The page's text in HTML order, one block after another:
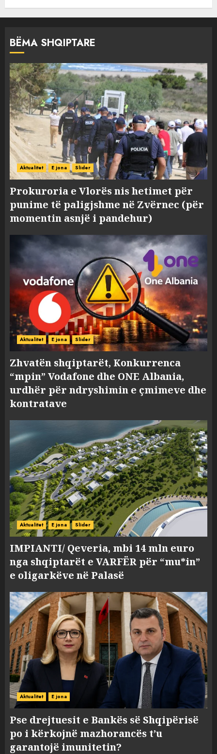
BËMA SHQIPTARE
Aktualitet E jona Slider
Prokuroria e Vlorës nis hetimet për
punime të paligjshme në Zvërnec (për
momentin asnjë i pandehur)
Aktualitet E jona Slider
Zhvatën shqiptarët, Konkurrenca
“mpin” Vodafone dhe ONE Albania,
urdhër për ndryshimin e çmimeve dhe
kontratave
Aktualitet E jona Slider
IMPIANTI/ Qeveria, mbi 14 mln euro
nga shqiptarët e VARFËR për “mu*in”
e oligarkëve në Palasë
Aktualitet E jona
Pse drejtuesit e Bankës së Shqipërisë
po i kërkojnë mazhorancës t’u
garantojë imunitetin?